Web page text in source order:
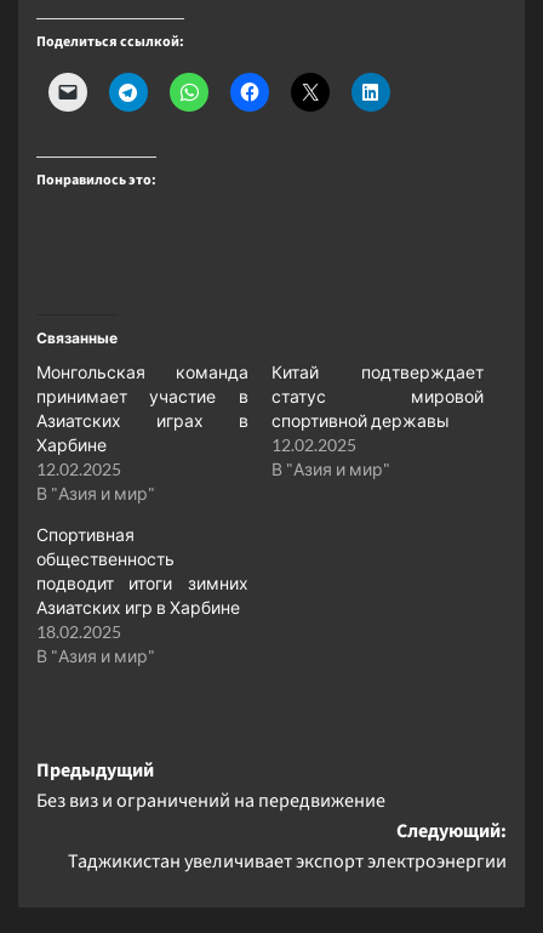
Поделиться ссылкой:
Понравилось это:
Связанные
Монгольская команда
принимает участие в
Азиатских играх в
Харбине
12.02.2025
В "Азия и мир"
Китай подтверждает
статус мировой
спортивной державы
12.02.2025
В "Азия и мир"
Спортивная
общественность
подводит итоги зимних
Азиатских игр в Харбине
18.02.2025
В "Азия и мир"
Навигация
записи
Предыдущий
Без виз и ограничений на передвижение
Следующий:
Таджикистан увеличивает экспорт электроэнергии